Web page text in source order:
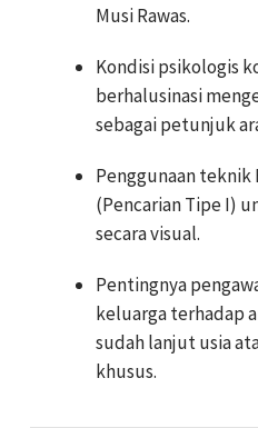
Musi Rawas.
Kondisi psikologis
berhalusinasi
sebagai petunjuk
Penggunaan teknik
(Pencarian Tipe I)
secara visual.
Pentingnya
keluarga terhadap
sudah lanjut usia
khusus.